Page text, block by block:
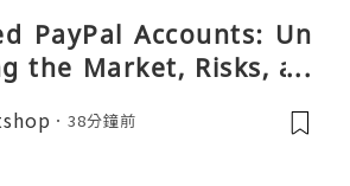
PayPal Accounts: Un
the Market, Risks, an
38分鐘前